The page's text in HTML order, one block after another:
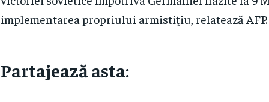
implementarea propriului armistiţiu, relatează AFP.
Partajează asta: